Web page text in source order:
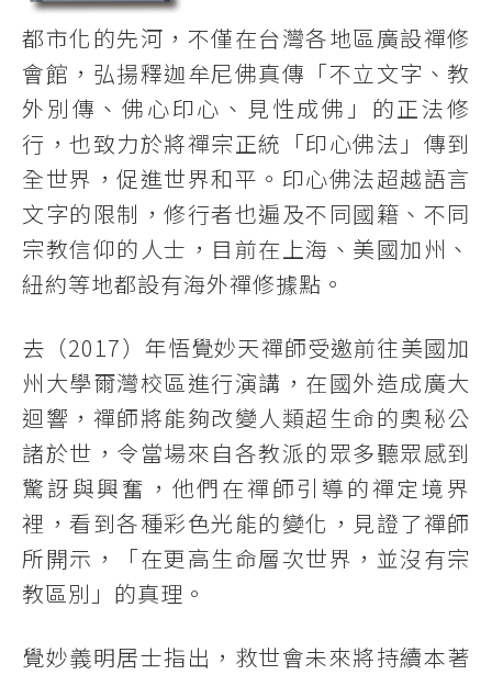
都市化的先河，不僅在台灣各地區廣設禪修
會館，弘揚釋迦牟尼佛真傳「不立文字、教
外別傳、佛心印心、見性成佛」的正法修
行，也致力於將禪宗正統「印心佛法」傳到
全世界，促進世界和平。印心佛法超越語言
文字的限制，修行者也遍及不同國籍、不同
宗教信仰的人士，目前在上海、美國加州、
紐約等地都設有海外禪修據點。
去（2017）年悟覺妙天禪師受邀前往美國加
州大學爾灣校區進行演講，在國外造成廣大
迴響，禪師將能夠改變人類超生命的奧秘公
諸於世，令當場來自各教派的眾多聽眾感到
驚訝與興奮，他們在禪師引導的禪定境界
裡，看到各種彩色光能的變化，見證了禪師
所開示，「在更高生命層次世界，並沒有宗
教區別」的真理。
覺妙義明居士指出，救世會未來將持續本著